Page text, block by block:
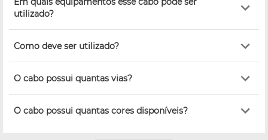
utilizado?
Como deve ser utilizado?
O cabo possui quantas vias?
O cabo possui quantas cores disponíveis?